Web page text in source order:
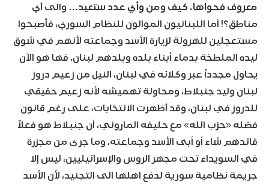
معروف فحواها. كيف ومن وأي عدد ستعيد… والى أي
مناطق؟! أما اللبنانيون الموالون للنظام السوري، فأصبحوا
مستعجلين للهرولة لزيارة الأسد وجماعته لأنهم في شوق
ليده الملطخة بدماء أبناء بلده وبلدهم لبنان. فها هو الآن
يحاول مجدداً عبر وكلائه في لبنان، النيل من زعيم دروز
لبنان وليد جنبلاط، ومحاولة تهميشه لأنه زعيم حقيقي
للدروز في لبنان، وقد أظهرت الانتخابات، على رغم قانون
فصّله «حزب الله» مع حليفه الماروني، أن جنبلاط هو فعلاً
قائدهم شاء أو أبى الأسد وجماعته. وما جرى من مجزرة
في السويداء تحت مجهر الروس والإسرائيليين، ليس إلا
جريمة نظامية سورية لدفع اهلها الى التجنيد، لأن الأسد